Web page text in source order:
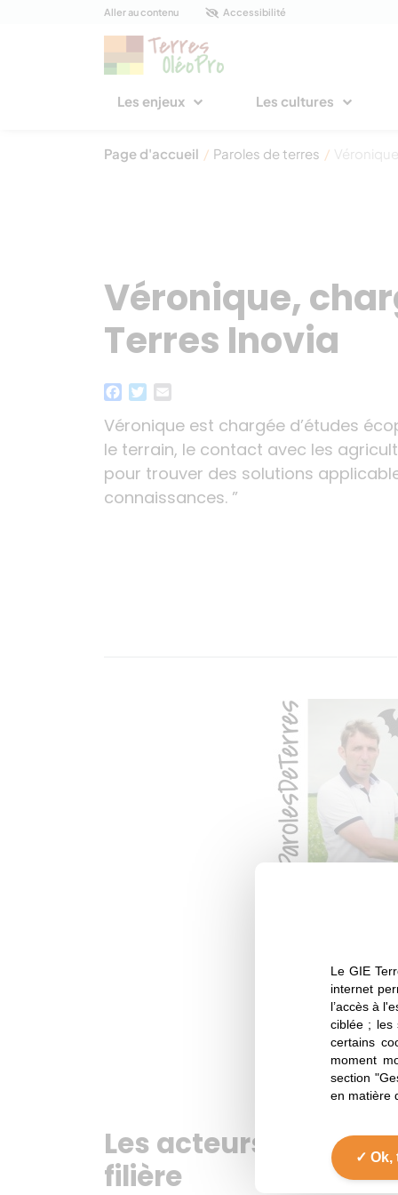
Panneau de gestion des cookies
Le GIE
internet
l’accès à
ciblée ; les
certains
moment
section
en matière
Ok,
Aller au contenu Accessibilité
Les enjeux Les cultures
Page d'accueil / Paroles de terres /
Véronique,
Terres Inovia
Facebook
Twitter
Véronique est chargée d’études
le terrain, le contact avec les
pour trouver des solutions
connaissances. ”
de Pois !
Les acteurs de la
filière